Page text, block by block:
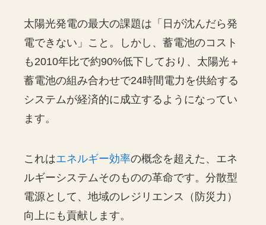
太陽光発電の最大の課題は「日が沈んだら発
電できない」こと。しかし、蓄電池のコスト
も2010年比で約90%低下しており、太陽光＋
蓄電池の組み合わせで24時間電力を供給する
システムが経済的に成立するようになってい
ます。
これはエネルギー効率の概念を超えた、エネ
ルギーシステムそのものの革命です。分散型
電源として、地域のレジリエンス（防災力）
向上にも貢献します。